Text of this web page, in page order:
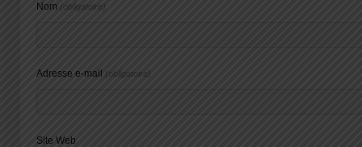
Nom (obligatoire)
Adresse e-mail (obligatoire)
Site Web